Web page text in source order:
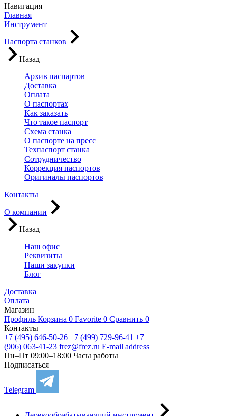
Навигация
Главная
Инструмент
Паспорта станков
Назад
Архив паспартов
Доставка
Оплата
О паспортах
Как заказать
Что такое паспорт
Схема станка
О паспорте на пресс
Техпаспорт станка
Сотрудничество
Коррекция паспортов
Оригиналы паспортов
Контакты
О компании
Назад
Наш офис
Реквизиты
Наши закупки
Блог
Доставка
Оплата
Магазин
Профиль Корзина 0 Favorite 0 Сравнить 0
Контакты
+7 (495) 646-50-26 +7 (499) 729-96-41 +7
(906) 063-41-23 frez@frez.ru E-mail address
Пн–Пт 09:00–18:00 Часы работы
Подписаться
Telegram